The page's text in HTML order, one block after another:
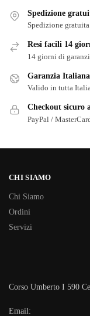
Spedizione
Spedizione
Resi facili 14
14 giorni di
Garanzia Italiana
Valido in tutta
Checkout sicuro
PayPal /
CHI SIAMO
Chi Siamo
Ordini
Servizi
Corso Umberto I 590
Email: